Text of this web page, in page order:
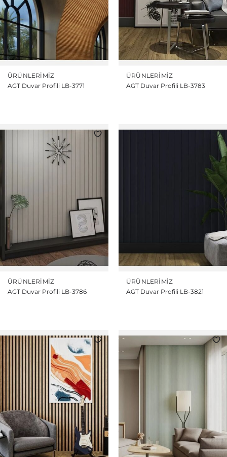
ÜRÜNLERIMIZ
AGT Duvar Profili LB-3771
ÜRÜNLERIMIZ
AGT Duvar Profili LB-3783
ÜRÜNLERIMIZ
AGT Duvar Profili LB-3786
ÜRÜNLERIMIZ
AGT Duvar Profili LB-3821